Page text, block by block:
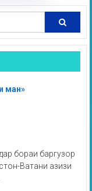
ман»
бораи баргузор
Ватани азизи